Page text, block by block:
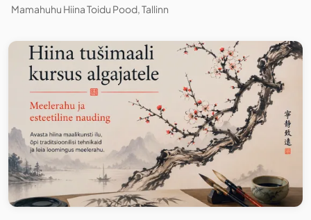
Mamahuhu Hiina Toidu Pood, Tallinn